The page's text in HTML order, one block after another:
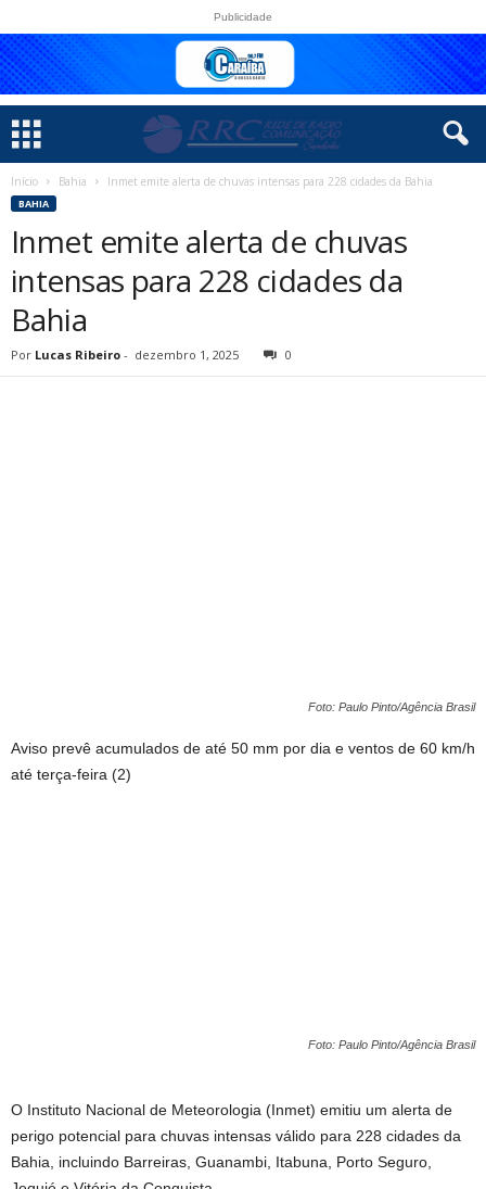
Publicidade
Início Bahia Inmet emite alerta de chuvas intensas para 228 cidades da Bahia
BAHIA
Inmet emite alerta de chuvas
intensas para 228 cidades da
Bahia
Por Lucas Ribeiro - dezembro 1, 2025 0
Foto: Paulo Pinto/Agência Brasil
Aviso prevê acumulados de até 50 mm por dia e ventos de 60 km/h
até terça-feira (2)
Foto: Paulo Pinto/Agência Brasil
O Instituto Nacional de Meteorologia (Inmet) emitiu um alerta de
perigo potencial para chuvas intensas válido para 228 cidades da
Bahia, incluindo Barreiras, Guanambi, Itabuna, Porto Seguro,